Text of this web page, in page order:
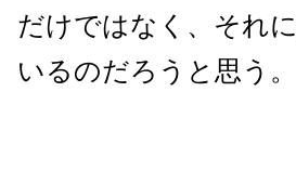
だけではなく、それ
いるのだろうと思う。